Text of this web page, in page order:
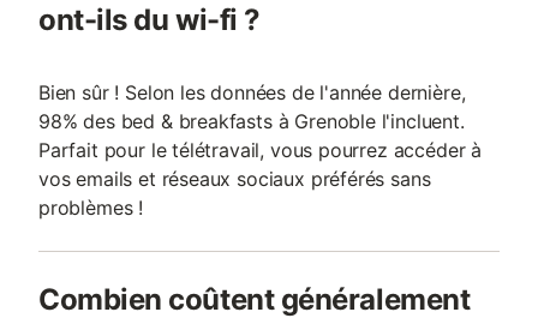
ont-ils du wi-fi ?
Bien sûr ! Selon les données de l'année dernière,
98% des bed & breakfasts à Grenoble l'incluent.
Parfait pour le télétravail, vous pourrez accéder à
vos emails et réseaux sociaux préférés sans
problèmes !
Combien coûtent généralement